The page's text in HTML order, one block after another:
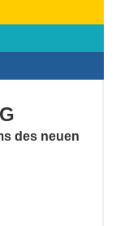
des neuen